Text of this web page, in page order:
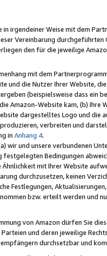
irgendeiner Weise mit dem
Vereinbarung
den für die jeweilige
mit dem
und die Nutzer Ihrer Website,
(beispielsweise dass
Amazon-Website kam, (b) Ihre
dargestelltes Logo und
verbreiten und
in Anhang 4.
wir und unsere verbundenen
festgelegten Bedingungen
mit Ihrer Website
durchzusetzen, keinen
Festlegungen,
bzw. erteilt werden
von Amazon dürfen Sie
und deren jeweilige
durchsetzbar und